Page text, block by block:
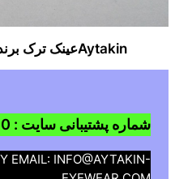
Aytakinعینک ترک برند آیتکین مدلA2119ck31
شماره پشتیبانی سایت : 09960454590
EMAIL: INFO@AYTAKIN-